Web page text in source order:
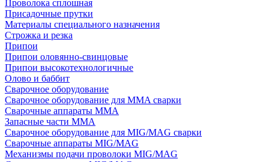
Проволока сплошная
Присадочные прутки
Материалы специального назначения
Строжка и резка
Припои
Припои оловянно-свинцовые
Припои высокотехнологичные
Олово и баббит
Сварочное оборудование
Сварочное оборудование для MMA сварки
Сварочные аппараты MMA
Запасные части MMA
Сварочное оборудование для MIG/MAG сварки
Сварочные аппараты MIG/MAG
Механизмы подачи проволоки MIG/MAG